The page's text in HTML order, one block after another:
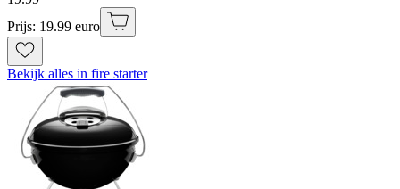
Prijs: 19.99 euro
Bekijk alles in fire starter